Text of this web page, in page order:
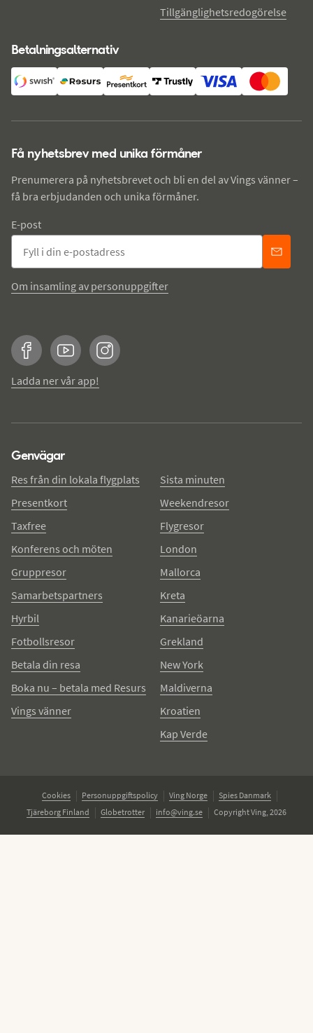
Tillgänglighetsredogörelse
Betalningsalternativ
Få nyhetsbrev med unika förmåner
Prenumerera på nyhetsbrevet och bli en del av Vings vänner –
få bra erbjudanden och unika förmåner.
E-post
Om insamling av personuppgifter
FacebookYouTubeInstagram
Ladda ner vår app!
Genvägar
Res från din lokala flygplats
Presentkort
Taxfree
Konferens och möten
Gruppresor
Samarbetspartners
Hyrbil
Fotbollsresor
Betala din resa
Boka nu – betala med Resurs
Vings vänner
Sista minuten
Weekendresor
Flygresor
London
Mallorca
Kreta
Kanarieöarna
Grekland
New York
Maldiverna
Kroatien
Kap Verde
Cookies Personuppgiftspolicy Ving Norge
Spies Danmark
Tjäreborg Finland
Globetrotter info@ving.se Copyright Ving, 2026